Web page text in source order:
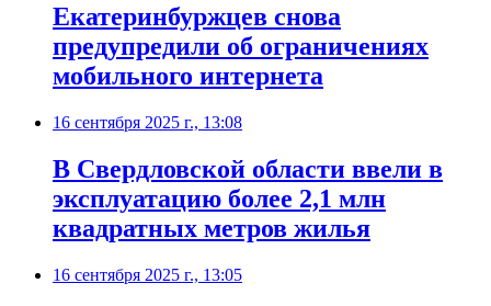
Екатеринбуржцев снова
предупредили об ограничениях
мобильного интернета
16 сентября 2025 г., 13:08
В Свердловской области ввели в
эксплуатацию более 2,1 млн
квадратных метров жилья
16 сентября 2025 г., 13:05